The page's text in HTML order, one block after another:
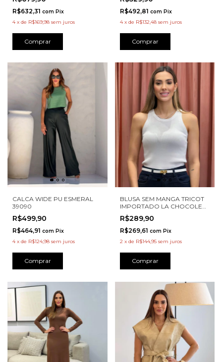
R$632,31 com Pix
4 x de R$169,98 sem juros
Comprar
R$492,81 com Pix
4 x de R$132,48 sem juros
Comprar
CALCA WIDE PU ESMERAL
39090
R$499,90
R$464,91 com Pix
4 x de R$124,98 sem juros
Comprar
BLUSA SEM MANGA TRICOT
IMPORTADO LA CHOCOLE
450402
R$289,90
R$269,61 com Pix
2 x de R$144,95 sem juros
Comprar